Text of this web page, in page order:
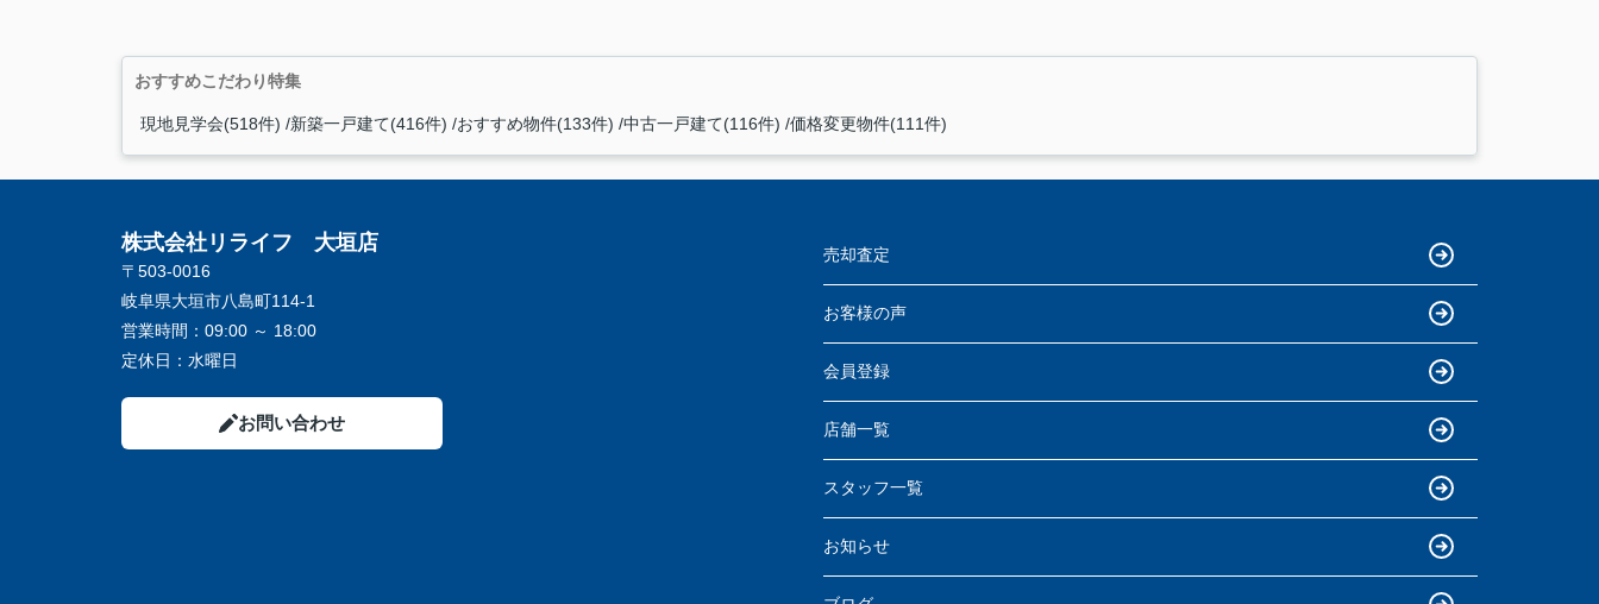
おすすめこだわり特集
現地見学会(518件) 新築一戸建て(416件) おすすめ物件(133件) 中古一戸建て(116件) 価格変更物件(111件)
株式会社リライフ 大垣店
〒503-0016
岐阜県大垣市八島町114-1
営業時間： 09:00 ～ 18:00
定休日： 水曜日
お問い合わせ
売却査定
お客様の声
会員登録
店舗一覧
スタッフ一覧
お知らせ